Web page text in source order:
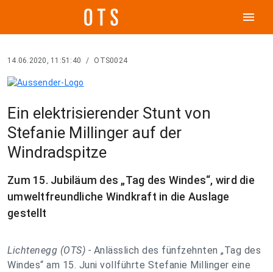
menu
14.06.2020, 11:51:40 / OTS0024
Ein elektrisierender Stunt von
Stefanie Millinger auf der
Windradspitze
Zum 15. Jubiläum des „Tag des Windes“, wird die
umweltfreundliche Windkraft in die Auslage
gestellt
Lichtenegg (OTS) - Anlässlich des fünfzehnten „Tag des
Windes“ am 15. Juni vollführte Stefanie Millinger eine